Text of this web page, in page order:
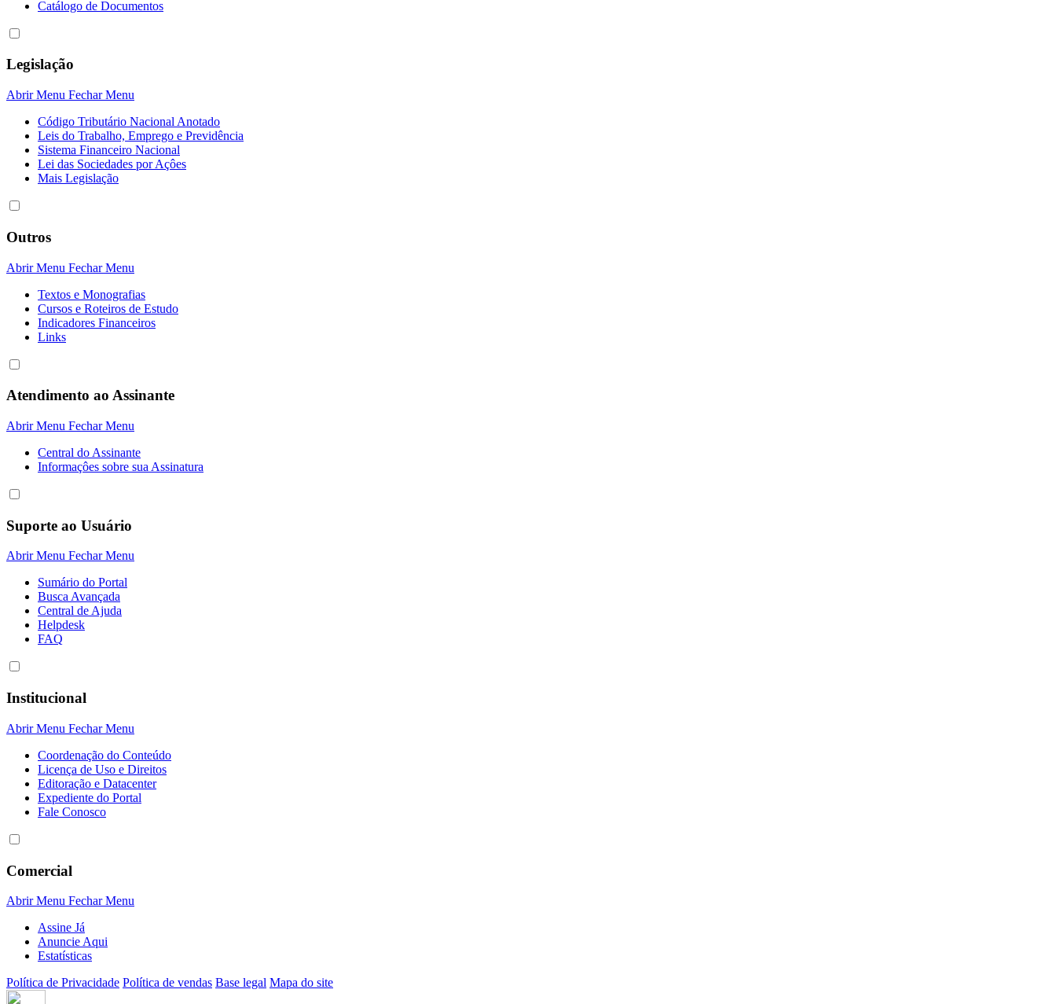
Catálogo de Documentos
Legislação
Abrir Menu Fechar Menu
Código Tributário Nacional Anotado
Leis do Trabalho, Emprego e Previdência
Sistema Financeiro Nacional
Lei das Sociedades por Açôes
Mais Legislação
Outros
Abrir Menu Fechar Menu
Textos e Monografias
Cursos e Roteiros de Estudo
Indicadores Financeiros
Links
Atendimento ao Assinante
Abrir Menu Fechar Menu
Central do Assinante
Informaçôes sobre sua Assinatura
Suporte ao Usuário
Abrir Menu Fechar Menu
Sumário do Portal
Busca Avançada
Central de Ajuda
Helpdesk
FAQ
Institucional
Abrir Menu Fechar Menu
Coordenação do Conteúdo
Licença de Uso e Direitos
Editoração e Datacenter
Expediente do Portal
Fale Conosco
Comercial
Abrir Menu Fechar Menu
Assine Já
Anuncie Aqui
Estatísticas
Política de Privacidade Política de vendas Base legal Mapa do site